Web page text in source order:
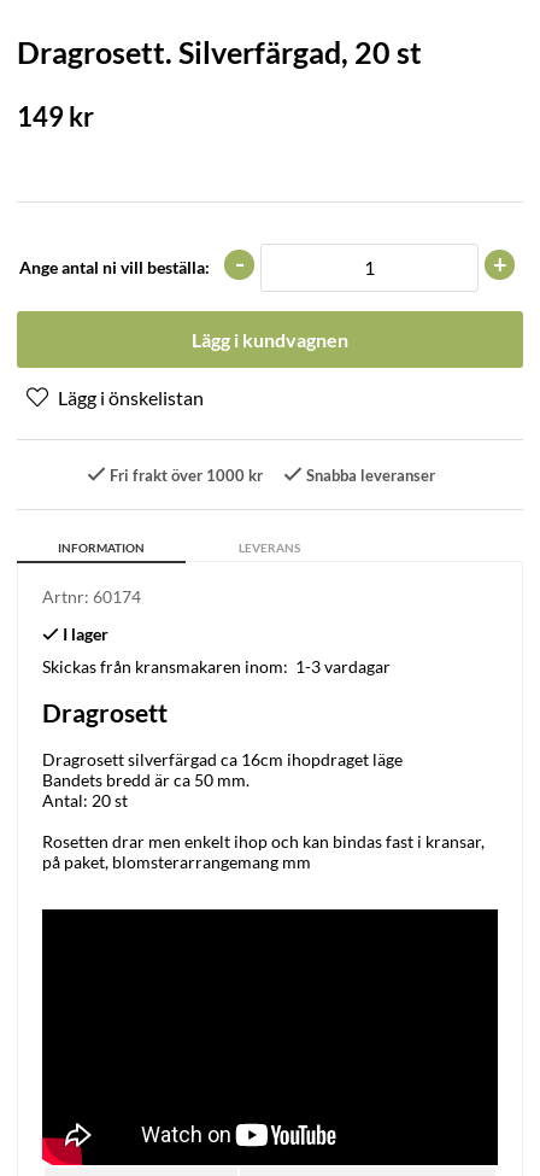
Dragrosett. Silverfärgad, 20 st
149kr
Ange antal ni vill beställa: +
-
Lägg i kundvagnen
Fri frakt över 1000 kr Snabba leveranser
INFORMATION LEVERANS
Artnr: 60174
Skickas från kransmakaren inom: 1-3 vardagar
Dragrosett
Dragrosett silverfärgad ca 16cm ihopdraget läge
Bandets bredd är ca 50 mm.
Antal: 20 st
Rosetten drar men enkelt ihop och kan bindas fast i kransar,
på paket, blomsterarrangemang mm